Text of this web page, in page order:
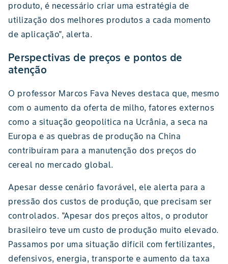
produto, é necessário criar uma estratégia de
utilização dos melhores produtos a cada momento
de aplicação", alerta.
Perspectivas de preços e pontos de
atenção
O professor Marcos Fava Neves destaca que, mesmo
com o aumento da oferta de milho, fatores externos
como a situação geopolítica na Ucrânia, a seca na
Europa e as quebras de produção na China
contribuíram para a manutenção dos preços do
cereal no mercado global.
Apesar desse cenário favorável, ele alerta para a
pressão dos custos de produção, que precisam ser
controlados. "Apesar dos preços altos, o produtor
brasileiro teve um custo de produção muito elevado.
Passamos por uma situação difícil com fertilizantes,
defensivos, energia, transporte e aumento da taxa